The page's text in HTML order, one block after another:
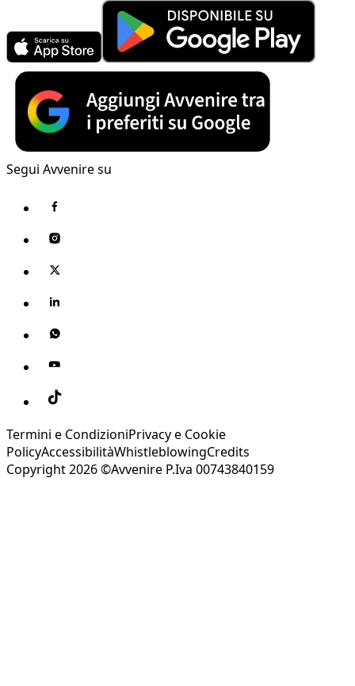
Segui Avvenire su
Termini e CondizioniPrivacy e Cookie
PolicyAccessibilitàWhistleblowingCredits
Copyright 2026 ©Avvenire P.Iva 00743840159